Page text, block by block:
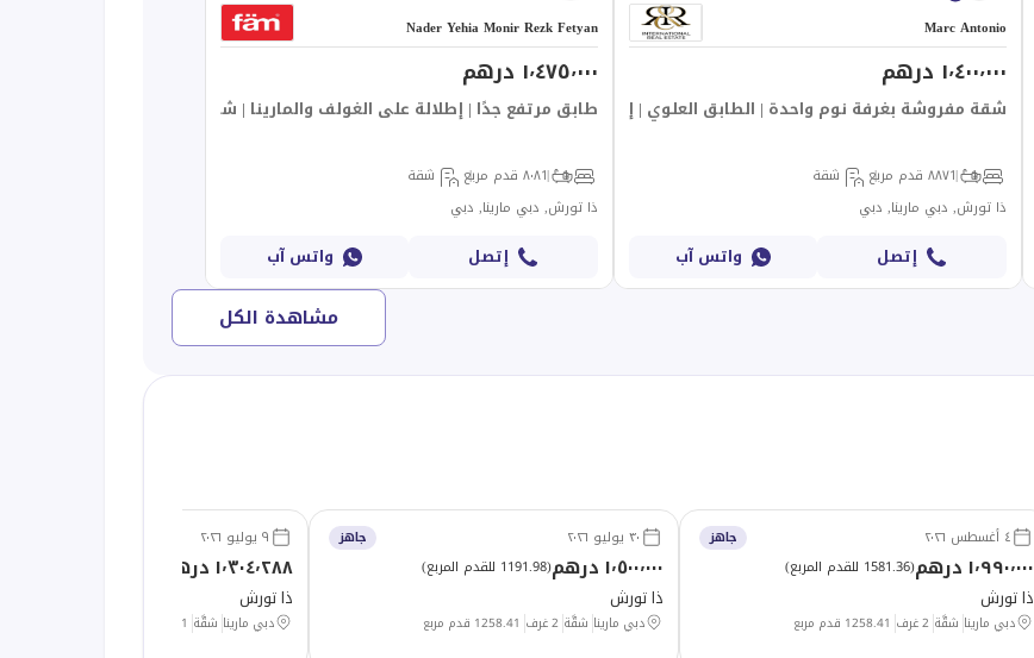
Marc Antonio
١٬٤٠٠٬٠٠٠ درهم
شقة مفروشة بغرفة نوم واحدة | الطابق العلوي | إطلالة جزئية على المارينا
1
1٨٨٧ قدم مربع
شقة
ذا تورش, دبي مارينا, دبي
إتصل واتس آب
Nader Yehia Monir Rezk Fetyan
١٬٤٧٥٬٠٠٠ درهم
طابق مرتفع جدًا | إطلالة على الغولف والمارينا | شاغر
1
1٨٠٨ قدم مربع
شقة
ذا تورش, دبي مارينا, دبي
إتصل واتس آب
مشاهدة الكل
٤ أغسطس ٢٠٢٦ جاهز
١٬٩٩٠٬٠٠٠ درهم (1581.36 للقدم المربع )
ذا تورش
دبي مارينا شقَّة 2 غرف 1258.41 قدم مربع
٣٠ يوليو ٢٠٢٦ جاهز
١٬٥٠٠٬٠٠٠ درهم (1191.98 للقدم المربع )
ذا تورش
دبي مارينا شقَّة 2 غرف 1258.41 قدم مربع
٩ يوليو ٢٠٢٦
١٬٣٠٤٬٢٨٨ درهم
ذا تورش
دبي مارينا شقَّة 1 غرفة